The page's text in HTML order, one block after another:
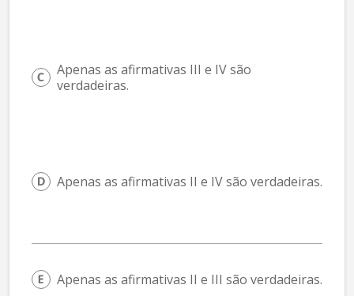
Apenas as afirmativas III e IV são
verdadeiras.
Apenas as afirmativas II e IV são verdadeiras.
Apenas as afirmativas II e III são verdadeiras.